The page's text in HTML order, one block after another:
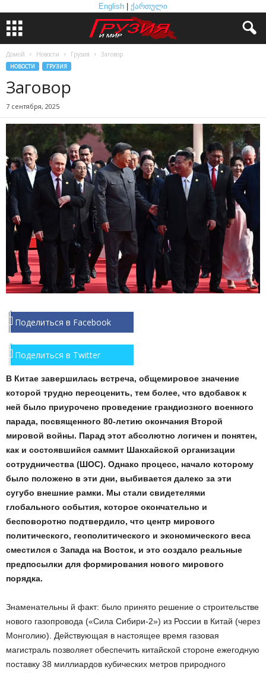
English ქართული
Домой Новости Грузия Заговор
НОВОСТИ ГРУЗИЯ
Заговор
7 сентября, 2025
Поделиться в Facebook
Поделиться в Twitter
В Китае завершилась встреча, общемировое значение
которой трудно переоценить, тем более, что вдобавок к
ней было приурочено проведение грандиозного военного
парада, посвященного 80-летию окончания Второй
мировой войны. Парад этот абсолютно логичен и понятен,
как и состоявшийся саммит Шанхайской организации
сотрудничества (ШОС). Однако процесс, начало которому
было положено в эти дни, выбивается далеко за эти
сугубо внешние рамки. Мы стали свидетелями
глобального события, которое окончательно и
бесповоротно подтвердило, что центр мирового
политического, геополитического и экономического веса
сместился с Запада на Восток, и это создало реальные
предпосылки для формирования нового мирового
порядка.
Знаменательны й факт: было принято решение о строительстве
нового газопровода («Сила Сибири-2») из России в Китай (через
Монголию). Действующая в настоящее время газовая
магистраль позволяет обеспечить китайской стороне ежегодную
поставку 38 миллиардов кубических метров природного